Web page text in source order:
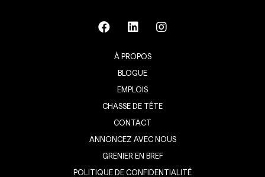
À PROPOS
BLOGUE
EMPLOIS
CHASSE DE TÊTE
CONTACT
ANNONCEZ AVEC NOUS
GRENIER EN BREF
POLITIQUE DE CONFIDENTIALITÉ